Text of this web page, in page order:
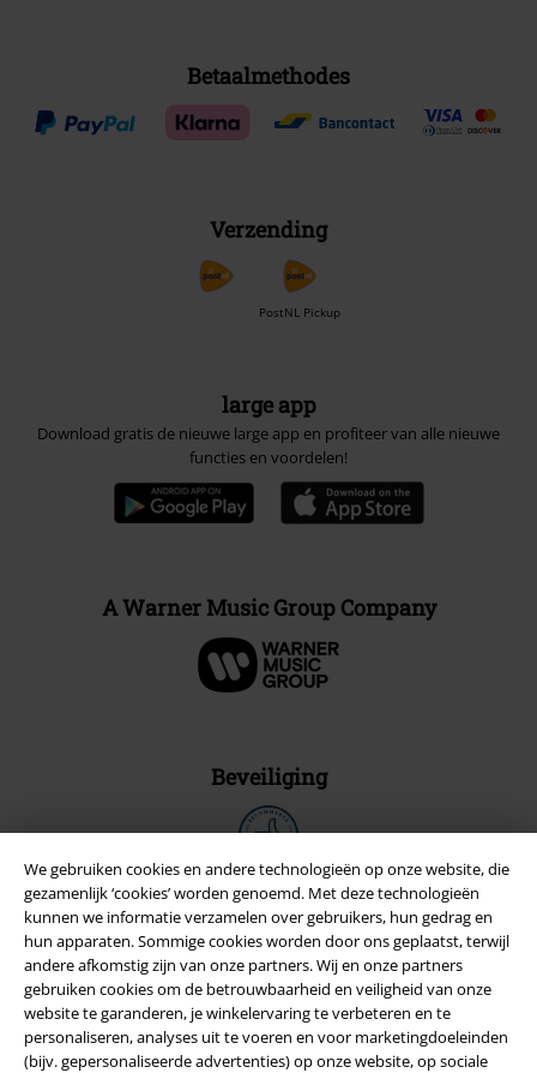
We gebruiken cookies en andere technologieën op onze website, die
gezamenlijk ‘cookies’ worden genoemd. Met deze technologieën
kunnen we informatie verzamelen over gebruikers, hun gedrag en
hun apparaten. Sommige cookies worden door ons geplaatst, terwijl
andere afkomstig zijn van onze partners. Wij en onze partners
gebruiken cookies om de betrouwbaarheid en veiligheid van onze
website te garanderen, je winkelervaring te verbeteren en te
personaliseren, analyses uit te voeren en voor marketingdoeleinden
(bijv. gepersonaliseerde advertenties) op onze website, op sociale
Betaalmethodes
Verzending
PostNL Pickup
large app
Download gratis de nieuwe large app en profiteer van alle nieuwe
functies en voordelen!
A Warner Music Group Company
Beveiliging